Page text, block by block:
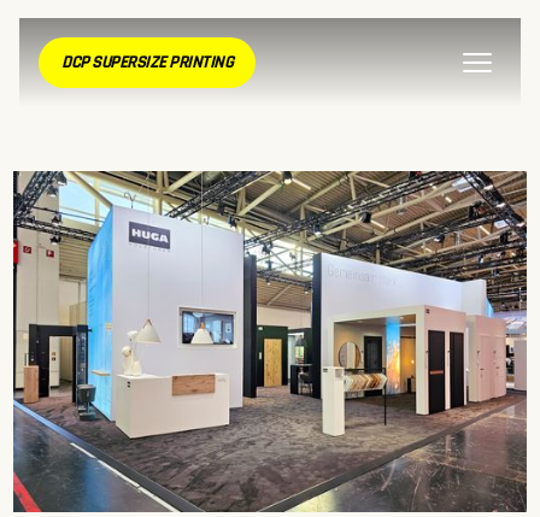
DCP SUPERSIZE PRINTING